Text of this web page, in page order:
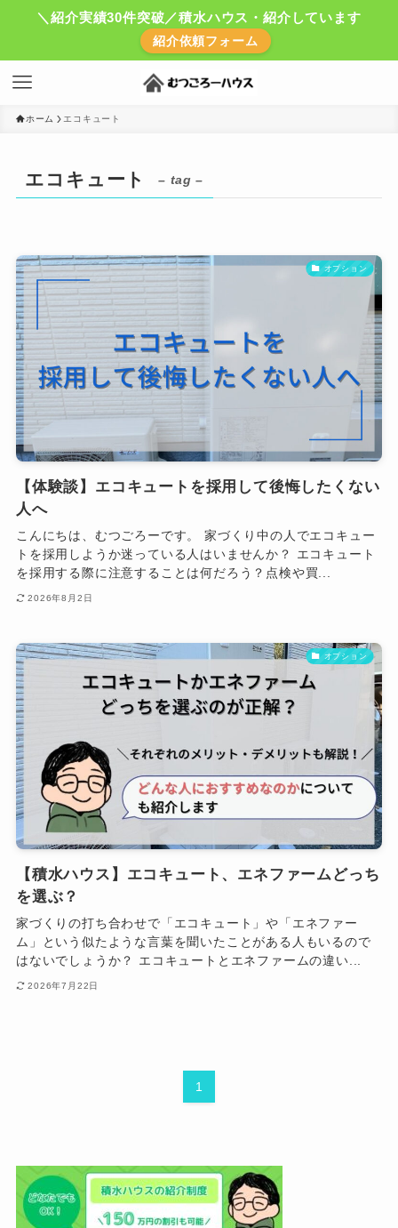
＼紹介実績30件突破／積水ハウス・紹介しています
紹介依頼フォーム
ホーム エコキュート
エコキュート – tag –
オプション
【体験談】エコキュートを採用して後悔したくない
人へ
こんにちは、むつごろーです。 家づくり中の人でエコキュー
トを採用しようか迷っている人はいませんか？ エコキュート
を採用する際に注意することは何だろう？点検や買...
2026年8月2日
オプション
【積水ハウス】エコキュート、エネファームどっち
を選ぶ？
家づくりの打ち合わせで「エコキュート」や「エネファー
ム」という似たような言葉を聞いたことがある人もいるので
はないでしょうか？ エコキュートとエネファームの違い...
2026年7月22日
1